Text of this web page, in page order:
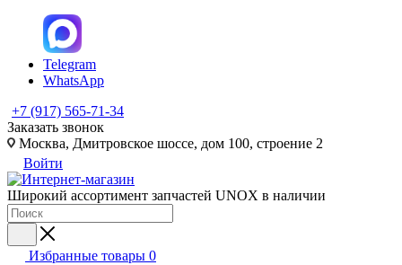
Telegram
WhatsApp
+7 (917) 565-71-34
Заказать звонок
Москва, Дмитровское шоссе, дом 100, строение 2
Войти
Широкий ассортимент запчастей UNOX в наличии
Избранные товары 0